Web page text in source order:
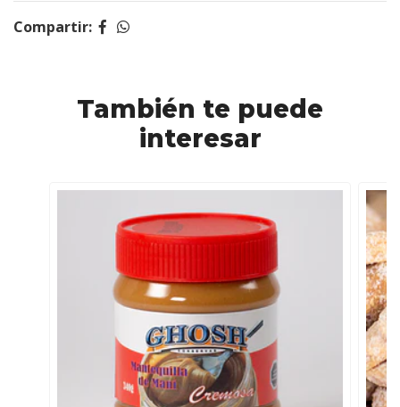
Compartir:
También te puede
interesar